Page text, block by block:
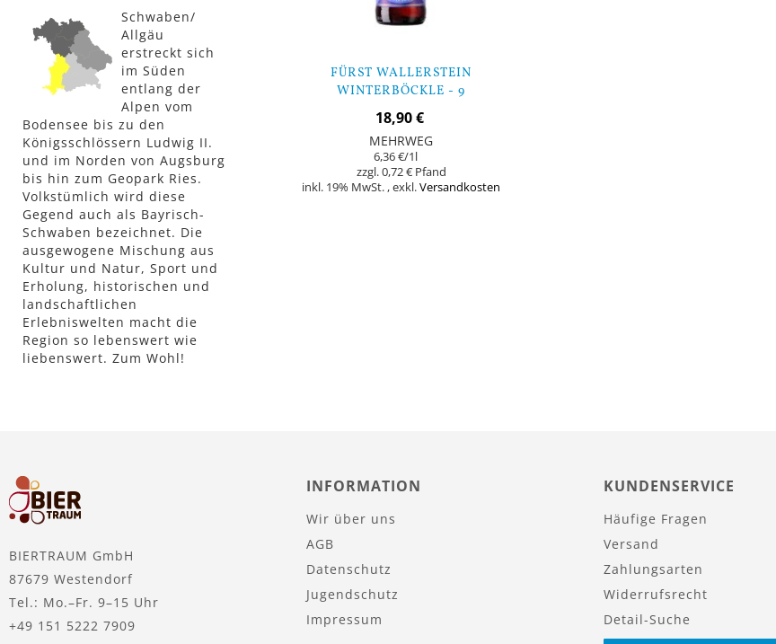
FÜRST WALLERSTEIN
WINTERBÖCKLE - 9
FLASCHEN
18,90 €
MEHRWEG
6,36 €/1l
0,72 €
inkl. 19% MwSt.,exkl.Versandkosten
Schwaben/
Allgäu
erstreckt sich
im Süden
entlang der
Alpen vom
Bodensee bis zu den
Königsschlössern Ludwig II.
und im Norden von Augsburg
bis hin zum Geopark Ries.
Volkstümlich wird diese
Gegend auch als Bayrisch-
Schwaben bezeichnet. Die
ausgewogene Mischung aus
Kultur und Natur, Sport und
Erholung, historischen und
landschaftlichen
Erlebniswelten macht die
Region so lebenswert wie
liebenswert. Zum Wohl!
BIERTRAUM GmbH
87679 Westendorf
Tel.: Mo.–Fr. 9–15 Uhr
+49 151 5222 7909
INFORMATION
Wir über uns
AGB
Datenschutz
Jugendschutz
Impressum
KUNDENSERVICE
Häufige Fragen
Versand
Zahlungsarten
Widerrufsrecht
Detail-Suche